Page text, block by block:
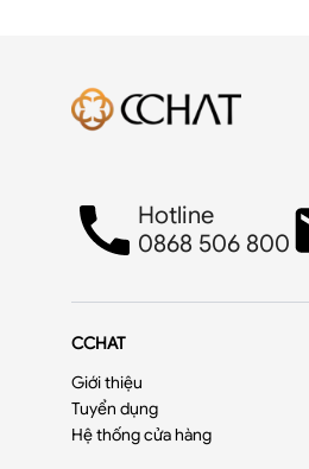
Hotline
0868 506 800
CCHAT
Giới thiệu
Tuyển dụng
Hệ thống cửa hàng